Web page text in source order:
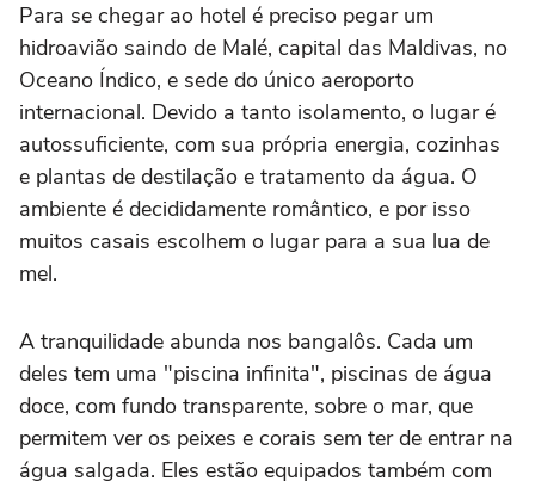
Para se chegar ao hotel é preciso pegar um
hidroavião saindo de Malé, capital das Maldivas, no
Oceano Índico, e sede do único aeroporto
internacional. Devido a tanto isolamento, o lugar é
autossuficiente, com sua própria energia, cozinhas
e plantas de destilação e tratamento da água. O
ambiente é decididamente romântico, e por isso
muitos casais escolhem o lugar para a sua lua de
mel.
A tranquilidade abunda nos bangalôs. Cada um
deles tem uma "piscina infinita", piscinas de água
doce, com fundo transparente, sobre o mar, que
permitem ver os peixes e corais sem ter de entrar na
água salgada. Eles estão equipados também com